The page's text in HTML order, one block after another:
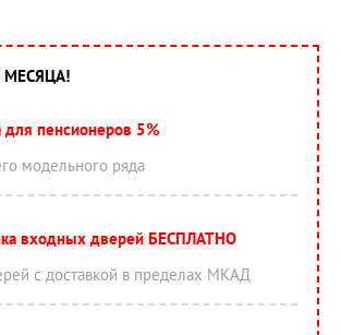
МЕСЯЦА!
для пенсионеров 5%
модельного ряда
входных дверей БЕСПЛАТНО
с доставкой в пределах МКАД